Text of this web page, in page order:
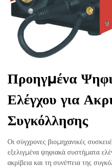
Προηγμένα
Ελέγχου για
Συγκόλλησης
Οι σύγχρονες βιομηχανικές
εξελιγμένα ψηφιακά συστήματα
ακρίβεια και τη συνέπεια της